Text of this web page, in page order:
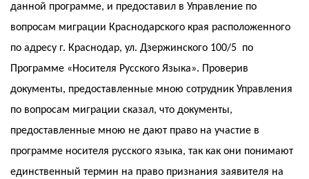
данной программе, и предоставил в Управление по
вопросам миграции Краснодарского края расположенного
по адресу г. Краснодар, ул. Дзержинского 100/5 по
Программе «Носителя Русского Языка». Проверив
документы, предоставленные мною сотрудник Управления
по вопросам миграции сказал, что документы,
предоставленные мною не дают право на участие в
программе носителя русского языка, так как они понимают
единственный термин на право признания заявителя на